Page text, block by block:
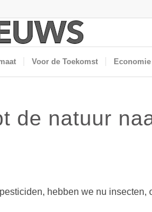
Voor de Toekomst Economie
de natuur
hebben we nu